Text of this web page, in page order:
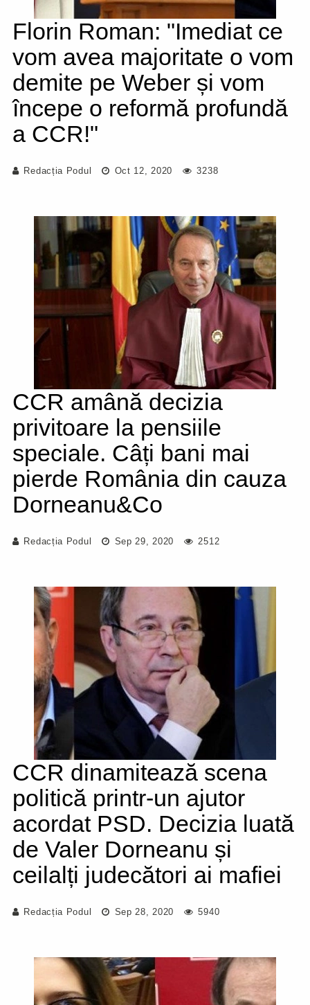
Florin Roman: "Imediat ce
vom avea majoritate o vom
demite pe Weber și vom
începe o reformă profundă
a CCR!"
Redacția Podul Oct 12, 2020 3238
CCR amână decizia
privitoare la pensiile
speciale. Câți bani mai
pierde România din cauza
Dorneanu&Co
Redacția Podul Sep 29, 2020 2512
CCR dinamitează scena
politică printr-un ajutor
acordat PSD. Decizia luată
de Valer Dorneanu și
ceilalți judecători ai mafiei
Redacția Podul Sep 28, 2020 5940